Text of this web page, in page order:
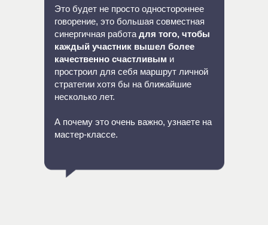
Это будет не просто одностороннее
говорение, это большая совместная
синергичная работа для того, чтобы
каждый участник вышел более
качественно счастливым и
простроил для себя маршрут личной
стратегии хотя бы на ближайшие
несколько лет.
А почему это очень важно, узнаете на
мастер-классе.